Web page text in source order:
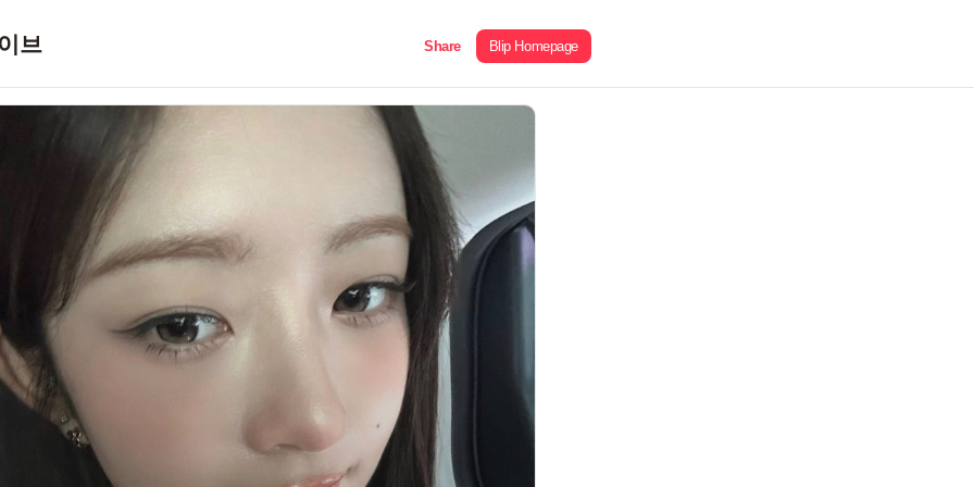
브 Share Blip Homepage